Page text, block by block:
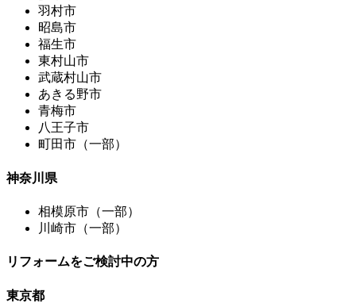
羽村市
昭島市
福生市
東村山市
武蔵村山市
あきる野市
青梅市
八王子市
町田市（一部）
神奈川県
相模原市（一部）
川崎市（一部）
リフォームをご検討中の方
東京都